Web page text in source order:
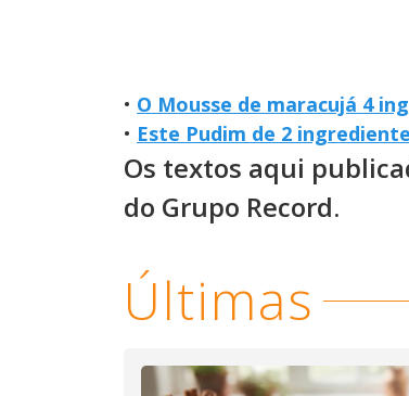
• O Mousse de maracujá 4
• Este Pudim de 2
Os textos aqui
do Grupo Record.
Últimas